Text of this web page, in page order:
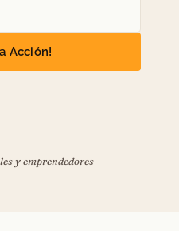
Acción!
y emprendedores